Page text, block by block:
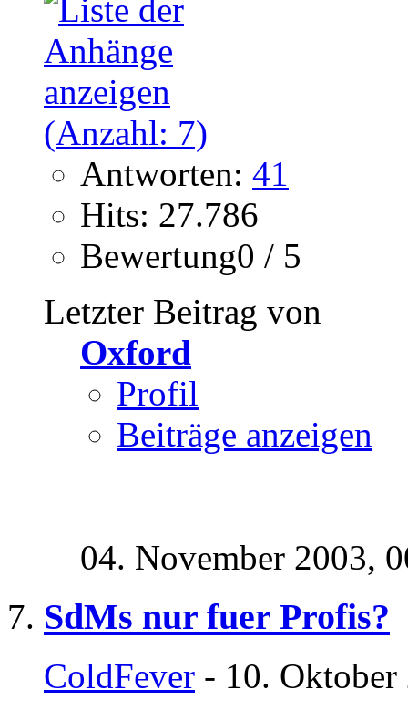
Antworten: 41
Hits: 27.786
Bewertung0 / 5
Letzter Beitrag von
Oxford
Profil
Beiträge anzeigen
04. November 2003,
SdMs nur fuer Profis?
ColdFever - 10.